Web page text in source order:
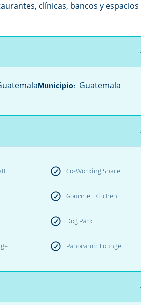
clínicas, bancos y espacios
Municipio: Guatemala
Co-Working Space
Gourmet Kitchen
Dog Park
Panoramic Lounge